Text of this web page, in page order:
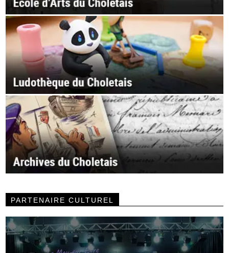
PARTENAIRE CULTUREL